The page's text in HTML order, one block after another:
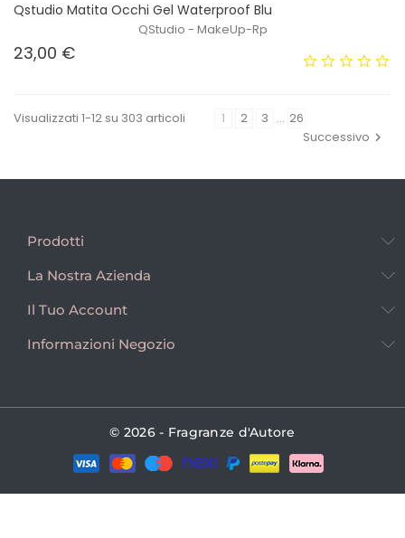
Qstudio Matita Occhi Gel Waterproof Blu
QStudio - MakeUp-Rp
23,00 €Prezzo
Visualizzati 1-12 su 303 articoli 1 2 3 … 26
Successivo 
Prodotti
La Nostra Azienda
Il Tuo Account
Informazioni Negozio
© 2026 - Fragranze d'Autore